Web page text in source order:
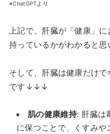
※ChatGPTより
上記で、肝臓が「健康」
持っているかがわかると思
そして、肝臓は健康だけ
です↓↓↓
肌の健康維持: 肝臓は
に保つことで、くすみ